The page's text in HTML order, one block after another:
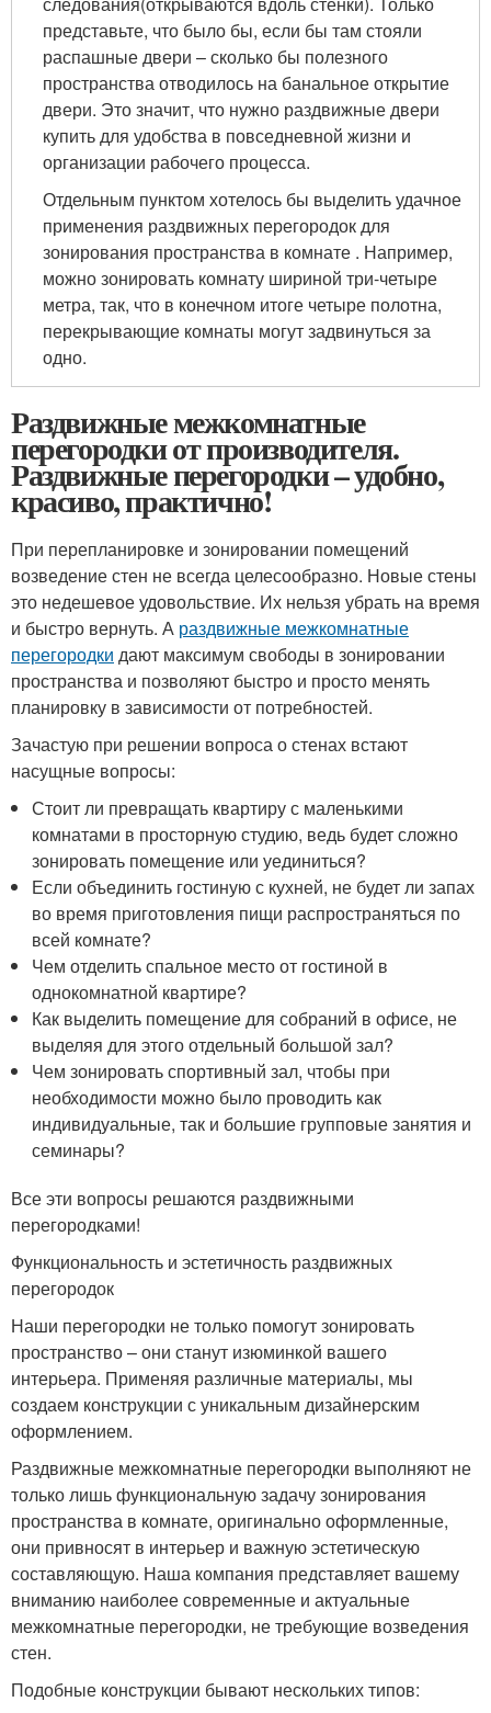
представьте, что было бы, если бы там стояли
распашные двери – сколько бы полезного
пространства отводилось на банальное открытие
двери. Это значит, что нужно раздвижные двери
купить для удобства в повседневной жизни и
организации рабочего процесса.
Отдельным пунктом хотелось бы выделить удачное
применения раздвижных перегородок для
зонирования пространства в комнате . Например,
можно зонировать комнату шириной три-четыре
метра, так, что в конечном итоге четыре полотна,
перекрывающие комнаты могут задвинуться за
одно.
Раздвижные межкомнатные
перегородки от производителя.
Раздвижные перегородки – удобно,
красиво, практично!
При перепланировке и зонировании помещений
возведение стен не всегда целесообразно. Новые стены
это недешевое удовольствие. Их нельзя убрать на время
и быстро вернуть. А раздвижные межкомнатные
перегородки дают максимум свободы в зонировании
пространства и позволяют быстро и просто менять
планировку в зависимости от потребностей.
Зачастую при решении вопроса о стенах встают
насущные вопросы:
Стоит ли превращать квартиру с маленькими
комнатами в просторную студию, ведь будет сложно
зонировать помещение или уединиться?
Если объединить гостиную с кухней, не будет ли запах
во время приготовления пищи распространяться по
всей комнате?
Чем отделить спальное место от гостиной в
однокомнатной квартире?
Как выделить помещение для собраний в офисе, не
выделяя для этого отдельный большой зал?
Чем зонировать спортивный зал, чтобы при
необходимости можно было проводить как
индивидуальные, так и большие групповые занятия и
семинары?
Все эти вопросы решаются раздвижными
перегородками!
Функциональность и эстетичность раздвижных
перегородок
Наши перегородки не только помогут зонировать
пространство – они станут изюминкой вашего
интерьера. Применяя различные материалы, мы
создаем конструкции с уникальным дизайнерским
оформлением.
Раздвижные межкомнатные перегородки выполняют не
только лишь функциональную задачу зонирования
пространства в комнате, оригинально оформленные,
они привносят в интерьер и важную эстетическую
составляющую. Наша компания представляет вашему
вниманию наиболее современные и актуальные
межкомнатные перегородки, не требующие возведения
стен.
Подобные конструкции бывают нескольких типов: